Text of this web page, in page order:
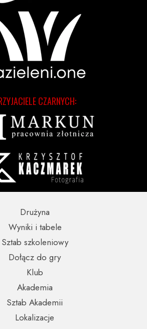
CZARNYCH:
Wyniki i tabele
Lokalizacje
Sztab szkoleniowy
Sztab Akademii
Dołącz do gry
Drużyna
Akademia
Klub